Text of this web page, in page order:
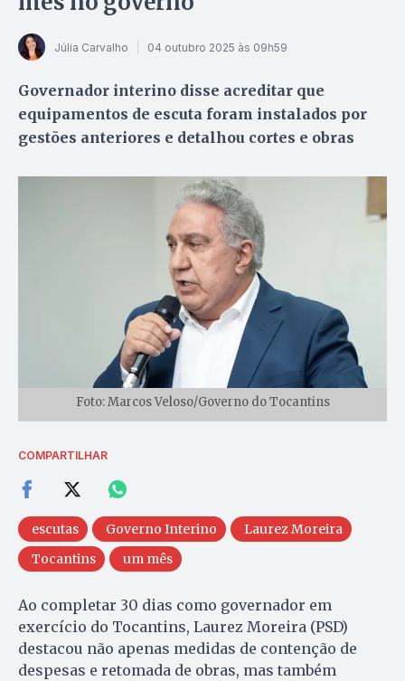
Júlia Carvalho 04 outubro 2025 às 09h59
Governador interino disse acreditar que
equipamentos de escuta foram instalados por
gestões anteriores e detalhou cortes e obras
Foto: Marcos Veloso/Governo do Tocantins
COMPARTILHAR
escutas Governo Interino
Laurez Moreira
Tocantins
um mês
Ao completar 30 dias como governador em
exercício do Tocantins, Laurez Moreira (PSD)
destacou não apenas medidas de contenção de
despesas e retomada de obras, mas também